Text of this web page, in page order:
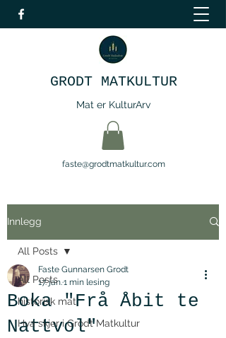
GRODT MATKULTUR
Mat er KulturArv
faste@grodtmatkultur.com
Innlegg
All Posts
historisk mat
Hva skjer i Grodt Matkultur
All Posts
Boka "Frå Åbit te
Nattvol"
Faste Gunnarsen Grodt
17. jan. 1 min lesing